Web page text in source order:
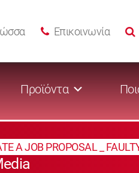
Επικοινωνία
Προϊόντα
A JOB PROPOSAL _